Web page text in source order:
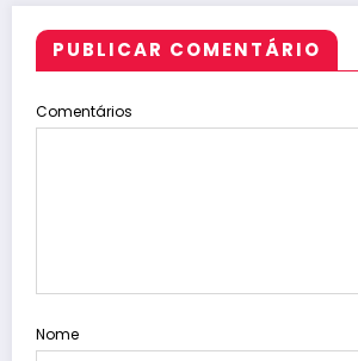
PUBLICAR COMENTÁRIO
Comentários
Nome